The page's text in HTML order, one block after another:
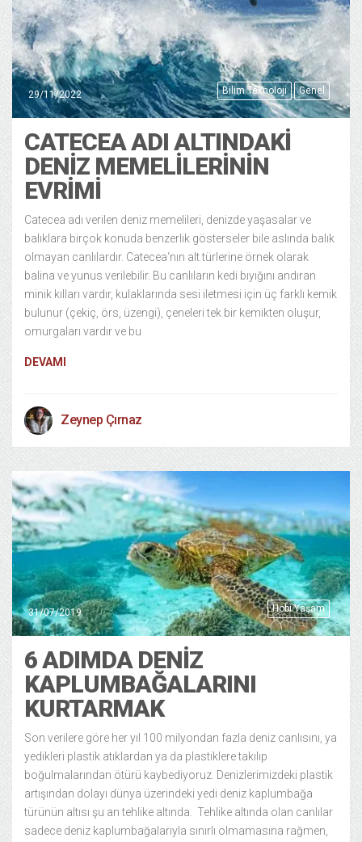
Bilim Teknoloji Genel
29/11/2022
CATECEA ADI ALTINDAKI
DENIZ MEMELILERININ
EVRIMI
Catecea adı verilen deniz memelileri, denizde yaşasalar ve
balıklara birçok konuda benzerlik gösterseler bile aslında balık
olmayan canlılardır. Catecea‘nın alt türlerine örnek olarak
balina ve yunus verilebilir. Bu canlıların kedi bıyığını andıran
minik kılları vardır, kulaklarında sesi iletmesi için üç farklı kemik
bulunur (çekiç, örs, üzengi), çeneleri tek bir kemikten oluşur,
omurgaları vardır ve bu
DEVAMI
Zeynep Çırnaz
Hobi Yaşam
31/07/2019
6 ADIMDA DENIZ
KAPLUMBAĞALARINI
KURTARMAK
Son verilere göre her yıl 100 milyondan fazla deniz canlısını, ya
yedikleri plastik atıklardan ya da plastiklere takılıp
boğulmalarından ötürü kaybediyoruz. Denizlerimizdeki plastik
artışından dolayı dünya üzerindeki yedi deniz kaplumbağa
türünün altısı şu an tehlike altında. Tehlike altında olan canlılar
sadece deniz kaplumbağalarıyla sınırlı olmamasına rağmen,